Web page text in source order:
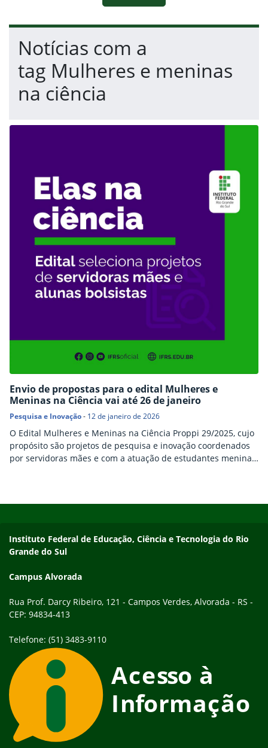
Fim da navegação
Início do conteúdo
Notícias com a
tag Mulheres e meninas
na ciência
Envio de propostas para o edital Mulheres e
Meninas na Ciência vai até 26 de janeiro
Pesquisa e Inovação- 12 de janeiro de 2026
O Edital Mulheres e Meninas na Ciência Proppi 29/2025, cujo
propósito são projetos de pesquisa e inovação coordenados
por servidoras mães e com a atuação de estudantes meninas
Endereço
Instituto Federal de Educação, Ciência e Tecnologia do Rio
Grande do Sul
Campus Alvorada
Rua Prof. Darcy Ribeiro, 121 - Campos Verdes, Alvorada - RS -
CEP: 94834-413
Telefone: (51) 3483-9110